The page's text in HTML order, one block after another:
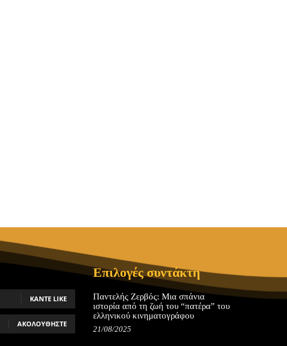
ΚΆΝΤΕ LIKE
ΑΚΟΛΟΥΘΉΣΤΕ
Επιλογές συντάκτη
Παντελής Ζερβός: Μια σπάνια
ιστορία από τη ζωή του “πατέρα” του
ελληνικού κινηματογράφου
21/08/2025